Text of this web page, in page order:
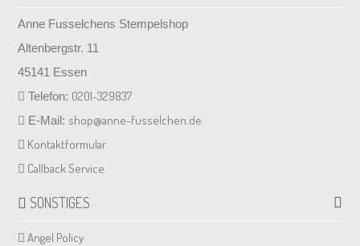
Anne Fusselchens Stempelshop
Altenbergstr. 11
45141 Essen
Telefon: 0201-329837
E-Mail: shop@anne-fusselchen.de
Kontaktformular
Callback Service
SONSTIGES
Angel Policy